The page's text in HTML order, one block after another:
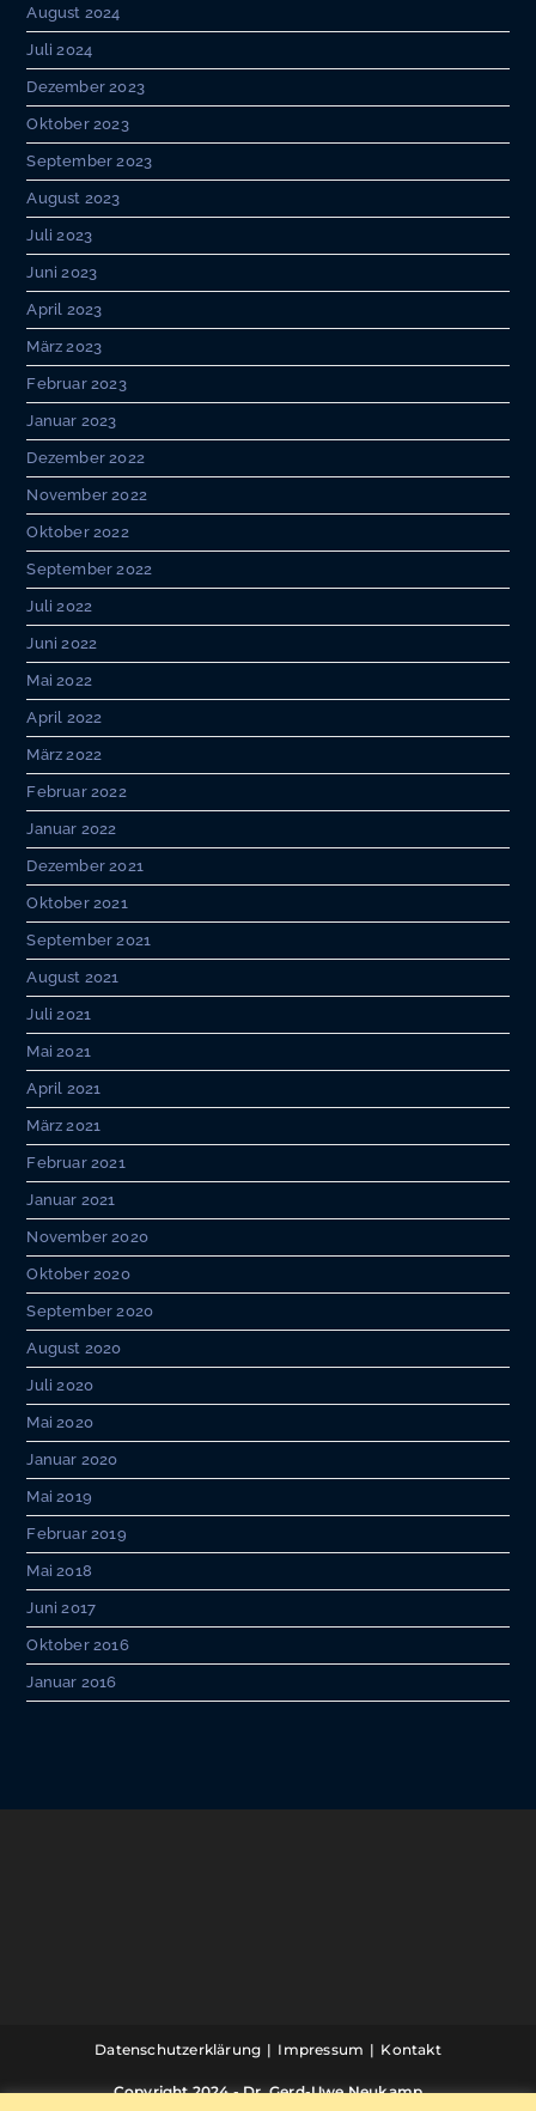
August 2024
Juli 2024
Dezember 2023
Oktober 2023
September 2023
August 2023
Juli 2023
Juni 2023
April 2023
März 2023
Februar 2023
Januar 2023
Dezember 2022
November 2022
Oktober 2022
September 2022
Juli 2022
Juni 2022
Mai 2022
April 2022
März 2022
Februar 2022
Januar 2022
Dezember 2021
Oktober 2021
September 2021
August 2021
Juli 2021
Mai 2021
April 2021
März 2021
Februar 2021
Januar 2021
November 2020
Oktober 2020
September 2020
August 2020
Juli 2020
Mai 2020
Januar 2020
Mai 2019
Februar 2019
Mai 2018
Juni 2017
Oktober 2016
Januar 2016
Datenschutzerklärung Impressum Kontakt
Copyright 2024 - Dr. Gerd-Uwe Neukamp